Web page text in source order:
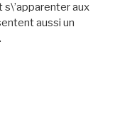
aux
aussi un